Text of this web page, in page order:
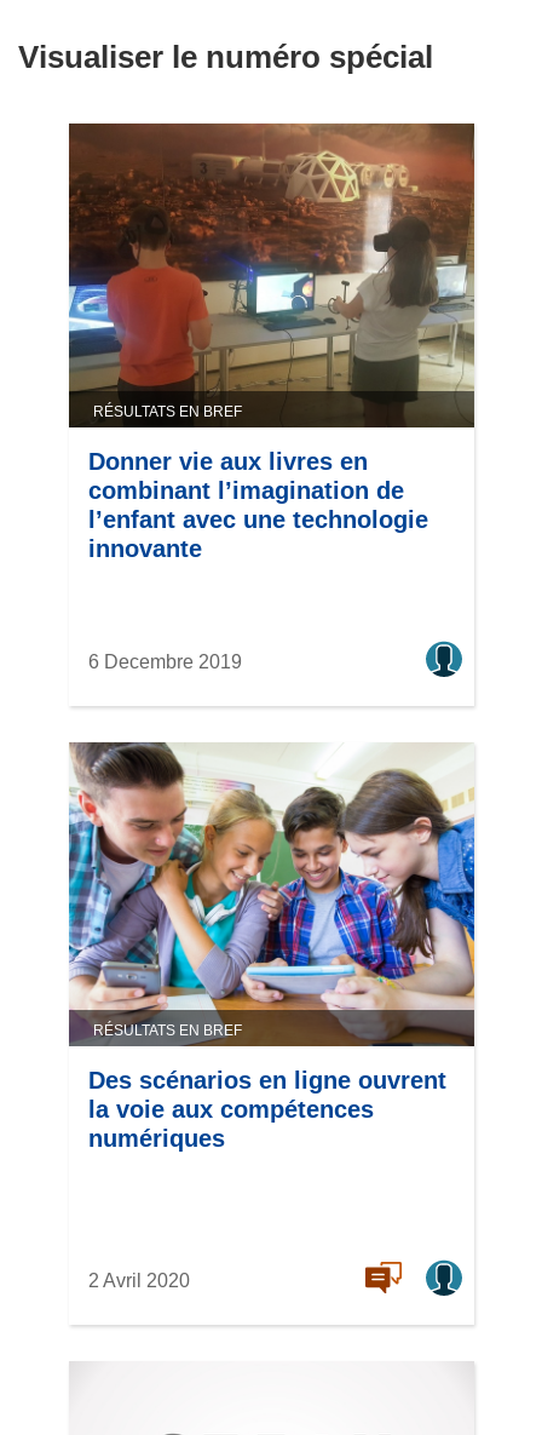
Visualiser le numéro spécial
RÉSULTATS EN BREF
Donner vie aux livres en
combinant l’imagination de
l’enfant avec une technologie
innovante
6 Decembre 2019
RÉSULTATS EN BREF
Des scénarios en ligne ouvrent
la voie aux compétences
numériques
2 Avril 2020